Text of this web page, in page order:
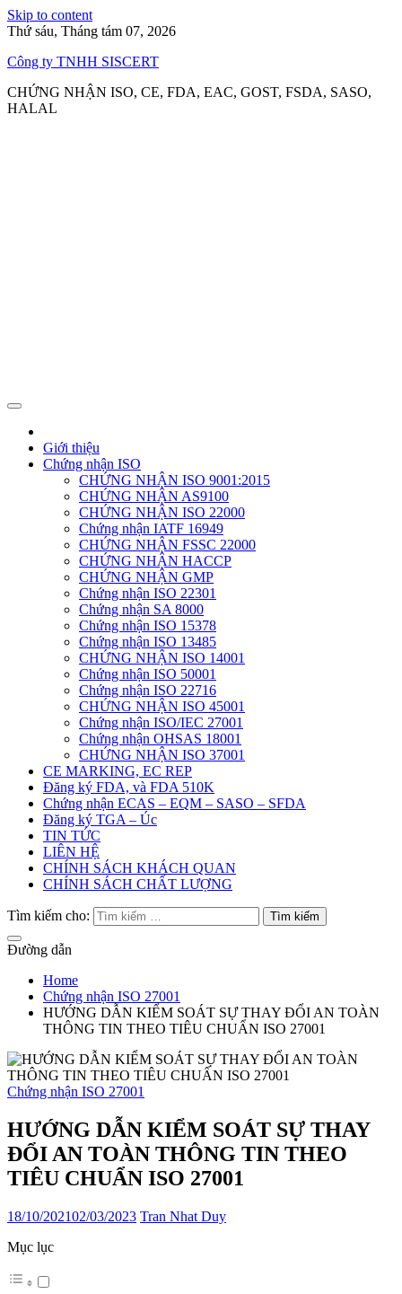
Skip to content
Thứ sáu, Tháng tám 07, 2026
Công ty TNHH SISCERT
CHỨNG NHẬN ISO, CE, FDA, EAC, GOST, FSDA, SASO,
HALAL
Giới thiệu
Chứng nhận ISO
CHỨNG NHẬN ISO 9001:2015
CHỨNG NHẬN AS9100
CHỨNG NHẬN ISO 22000
Chứng nhận IATF 16949
CHỨNG NHẬN FSSC 22000
CHỨNG NHẬN HACCP
CHỨNG NHẬN GMP
Chứng nhận ISO 22301
Chứng nhận SA 8000
Chứng nhận ISO 15378
Chứng nhận ISO 13485
CHỨNG NHẬN ISO 14001
Chứng nhận ISO 50001
Chứng nhận ISO 22716
CHỨNG NHẬN ISO 45001
Chứng nhận ISO/IEC 27001
Chứng nhận OHSAS 18001
CHỨNG NHẬN ISO 37001
CE MARKING, EC REP
Đăng ký FDA, và FDA 510K
Chứng nhận ECAS – EQM – SASO – SFDA
Đăng ký TGA – Úc
TIN TỨC
LIÊN HỆ
CHÍNH SÁCH KHÁCH QUAN
CHÍNH SÁCH CHẤT LƯỢNG
Tìm kiếm cho:
Đường dẫn
Home
Chứng nhận ISO 27001
HƯỚNG DẪN KIỂM SOÁT SỰ THAY ĐỔI AN TOÀN
THÔNG TIN THEO TIÊU CHUẨN ISO 27001
Chứng nhận ISO 27001
HƯỚNG DẪN KIỂM SOÁT SỰ THAY
ĐỔI AN TOÀN THÔNG TIN THEO
TIÊU CHUẨN ISO 27001
18/10/202102/03/2023 Tran Nhat Duy
Mục lục